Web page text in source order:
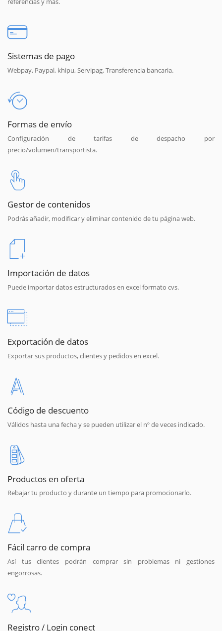
Sistemas de pago
Webpay, Paypal, khipu, Servipag, Transferencia bancaria.
Formas de envío
Configuración de tarifas de despacho por
precio/volumen/transportista.
Gestor de contenidos
Podrás añadir, modificar y eliminar contenido de tu página web.
Importación de datos
Puede importar datos estructurados en excel formato cvs.
Exportación de datos
Exportar sus productos, clientes y pedidos en excel.
Código de descuento
Válidos hasta una fecha y se pueden utilizar el nº de veces indicado.
Productos en oferta
Rebajar tu producto y durante un tiempo para promocionarlo.
Fácil carro de compra
Así tus clientes podrán comprar sin problemas ni gestiones
engorrosas.
Registro / Login conect